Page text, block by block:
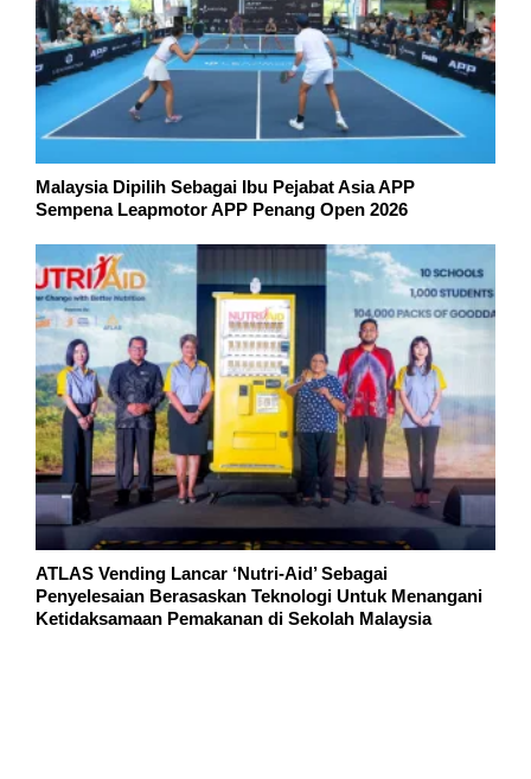
Malaysia Dipilih Sebagai Ibu Pejabat Asia APP
Sempena Leapmotor APP Penang Open 2026
ATLAS Vending Lancar ‘Nutri-Aid’ Sebagai
Penyelesaian Berasaskan Teknologi Untuk Menangani
Ketidaksamaan Pemakanan di Sekolah Malaysia